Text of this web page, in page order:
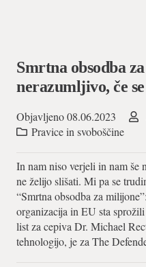
Smrtna obsodba
nerazumljivo, če
Objavljeno08.06.2023
Pravice in svoboščine
In nam niso verjeli in nam še
ne želijo slišati. Mi pa se
“Smrtna obsodba za
organizacija in EU sta
list za cepiva Dr. Michael
tehnologijo, je za The